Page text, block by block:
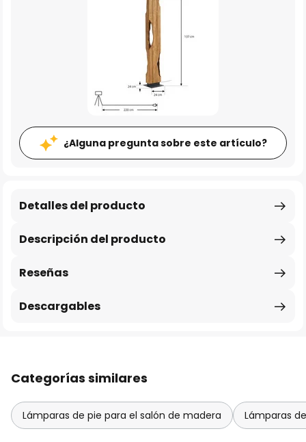
¿Alguna pregunta sobre este artículo?
Descripción del producto
Detalles del producto
Reseñas
Descargables
Categorías similares
Lámparas de pie para el salón de madera Lámparas